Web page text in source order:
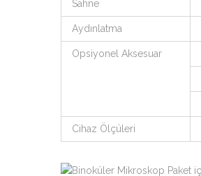
Sahne
Aydınlatma
Opsiyonel Aksesuar
Cihaz Ölçüleri